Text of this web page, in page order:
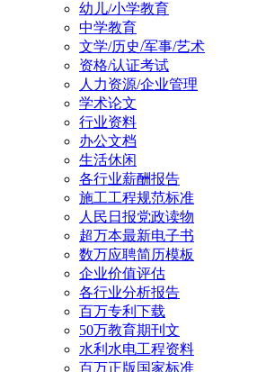
幼儿/小学教育
中学教育
文学/历史/军事/艺术
资格/认证考试
人力资源/企业管理
学术论文
行业资料
办公文档
生活休闲
各行业薪酬报告
施工工程规范标准
人民日报党政读物
超万本最新电子书
数万应聘简历模板
企业价值评估
各行业分析报告
百万专利下载
50万教育期刊文
水利水电工程资料
百万正版国家标准